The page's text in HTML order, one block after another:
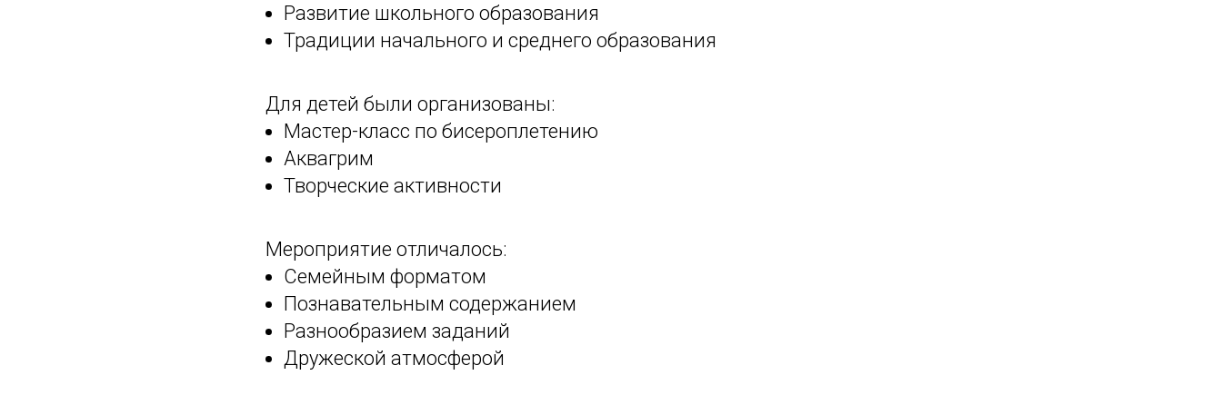
Развитие школьного образования
Традиции начального и среднего образования
Для детей были организованы:
Мастер-класс по бисероплетению
Аквагрим
Творческие активности
Мероприятие отличалось:
Семейным форматом
Познавательным содержанием
Разнообразием заданий
Дружеской атмосферой